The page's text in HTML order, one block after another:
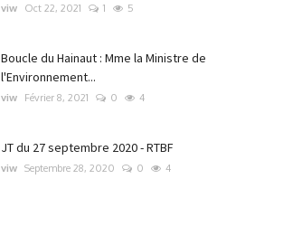
viw Oct 22, 2021 1 5
Boucle du Hainaut : Mme la Ministre de
l'Environnement...
viw Février 8, 2021 0 4
JT du 27 septembre 2020 - RTBF
viw Septembre 28, 2020 0 4